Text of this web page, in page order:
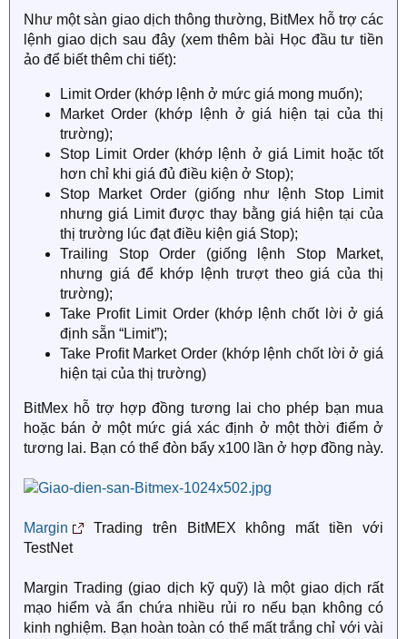
Như một sàn giao dịch thông thường, BitMex hỗ trợ các
lệnh giao dịch sau đây (xem thêm bài Học đầu tư tiền
ảo để biết thêm chi tiết):
Limit Order (khớp lệnh ở mức giá mong muốn);
Market Order (khớp lệnh ở giá hiện tại của thị
trường);
Stop Limit Order (khớp lệnh ở giá Limit hoặc tốt
hơn chỉ khi giá đủ điều kiện ở Stop);
Stop Market Order (giống như lệnh Stop Limit
nhưng giá Limit được thay bằng giá hiện tại của
thị trường lúc đạt điều kiện giá Stop);
Trailing Stop Order (giống lệnh Stop Market,
nhưng giá để khớp lệnh trượt theo giá của thị
trường);
Take Profit Limit Order (khớp lệnh chốt lời ở giá
định sẵn “Limit”);
Take Profit Market Order (khớp lệnh chốt lời ở giá
hiện tại của thị trường)
BitMex hỗ trợ hợp đồng tương lai cho phép bạn mua
hoặc bán ở một mức giá xác định ở một thời điểm ở
tương lai. Bạn có thể đòn bẩy x100 lần ở hợp đồng này.
Margin
Trading trên BitMEX không mất tiền với
TestNet
Margin Trading (giao dịch kỹ quỹ) là một giao dịch rất
mạo hiểm và ẩn chứa nhiều rủi ro nếu bạn không có
kinh nghiệm. Bạn hoàn toàn có thể mất trắng chỉ với vài